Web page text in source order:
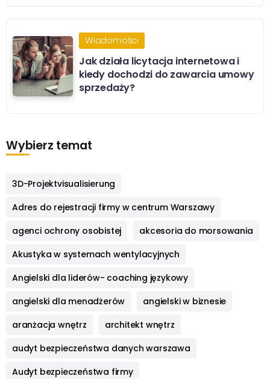
Wiadomości
Jak działa licytacja internetowa i
kiedy dochodzi do zawarcia umowy
sprzedaży?
Wybierz temat
3D-Projektvisualisierung
Adres do rejestracji firmy w centrum Warszawy
agenci ochrony osobistej
akcesoria do morsowania
Akustyka w systemach wentylacyjnych
Angielski dla liderów- coaching językowy
angielski dla menadżerów
angielski w biznesie
aranżacja wnętrz
architekt wnętrz
audyt bezpieczeństwa danych warszawa
Audyt bezpieczeństwa firmy